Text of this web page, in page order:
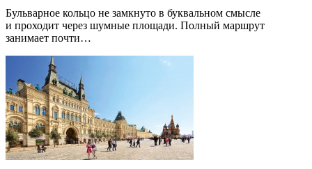
Бульварное кольцо не замкнуто в буквальном смысле
и проходит через шумные площади. Полный маршрут
занимает почти…